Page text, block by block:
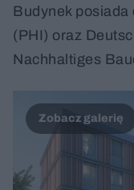
Budynek
(PHI) oraz
Nachhaltiges